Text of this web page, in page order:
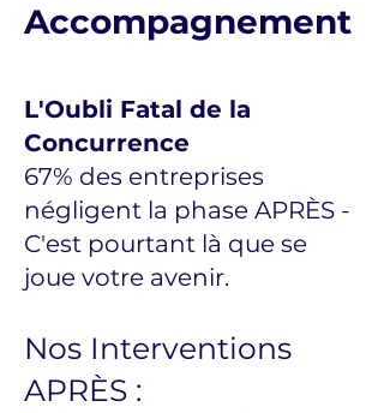
Accompagnement
L'Oubli Fatal de la
Concurrence
67% des entreprises
négligent la phase APRÈS -
C'est pourtant là que se
joue votre avenir.
Nos Interventions
APRÈS :